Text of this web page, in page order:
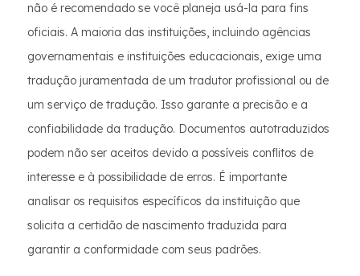
não é recomendado se você planeja usá-la para fins
oficiais. A maioria das instituições, incluindo agências
governamentais e instituições educacionais, exige uma
tradução juramentada de um tradutor profissional ou de
um serviço de tradução. Isso garante a precisão e a
confiabilidade da tradução. Documentos autotraduzidos
podem não ser aceitos devido a possíveis conflitos de
interesse e à possibilidade de erros. É importante
analisar os requisitos específicos da instituição que
solicita a certidão de nascimento traduzida para
garantir a conformidade com seus padrões.